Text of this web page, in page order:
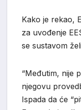
Kako je rekao,
za uvođenje
se sustavom
“Međutim, nije
njegovu
Ispada da će